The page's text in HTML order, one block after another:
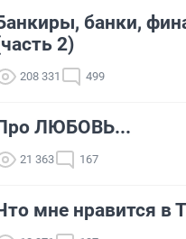
банки,
2)
208 331 499
ЛЮБОВЬ...
21 363 167
мне нравится в